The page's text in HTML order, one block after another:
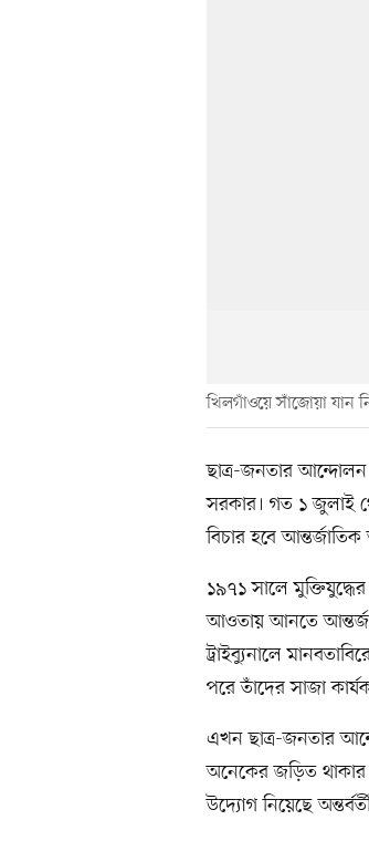
খিলগাঁওয়ে সাঁজোয়া যান
ছাত্র-জনতার আন্দোলন
সরকার। গত ১ জুলাই
বিচার হবে আন্তর্জাতিক
১৯৭১ সালে
আওতায় আনতে
ট্রাইব্যুনালে
পরে তাঁদের সাজা
এখন ছাত্র-জনতার
অনেকের জড়িত থাকার
উদ্যোগ নিয়েছে